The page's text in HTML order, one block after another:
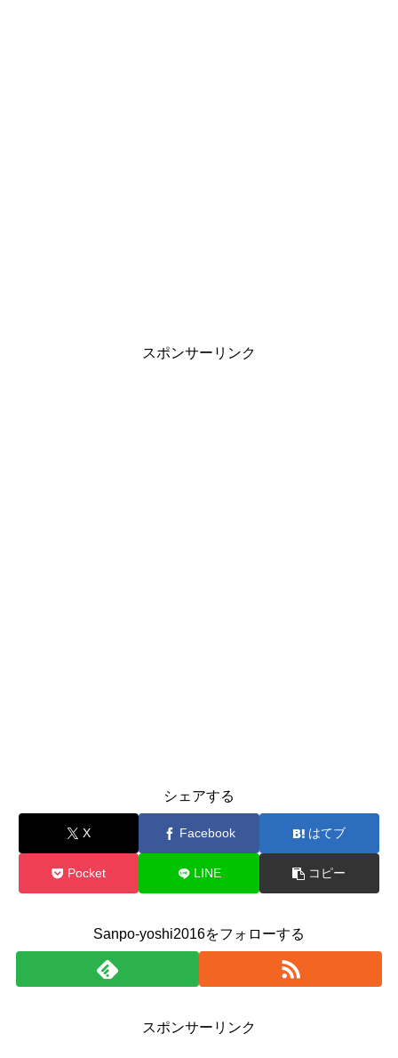
スポンサーリンク
シェアする
X Facebook はてブ
Pocket LINE コピー
Sanpo-yoshi2016をフォローする
スポンサーリンク